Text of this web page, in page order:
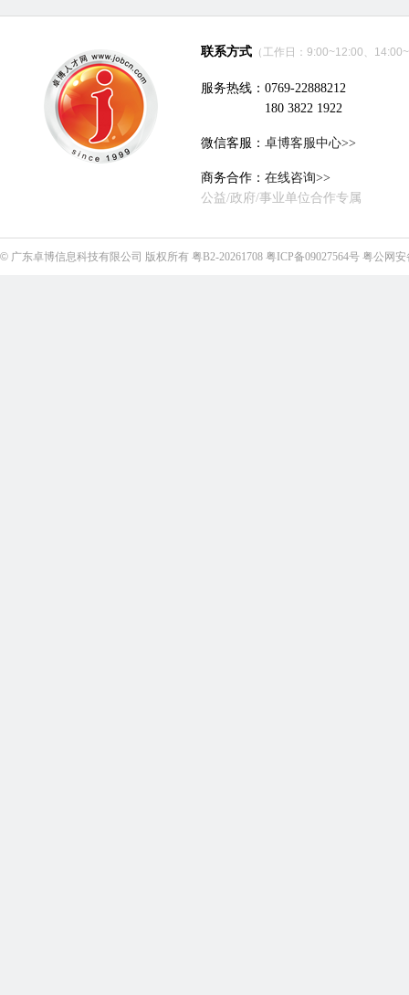
联系方式 （工作日：9:00~12:00、
服务热线：0769-22888212
180 3822 1922
微信客服： 卓博客服中心>>
商务合作： 在线咨询>>
公益/政府/事业单位合作专属
© 广东卓博信息科技有限公司 版权所有 粤B2-20261708 粤ICP备09027564号 粤公网安